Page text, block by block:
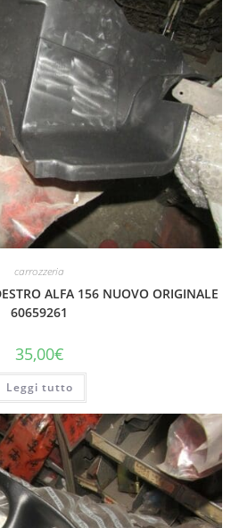
carrozzeria
ALFA 156 NUOVO ORIGINALE
60659261
35,00€
Leggi tutto